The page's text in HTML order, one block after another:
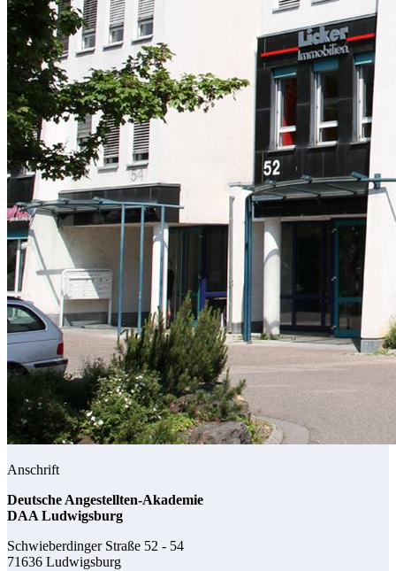
Anschrift
Deutsche Angestellten-Akademie
DAA Ludwigsburg
Schwieberdinger Straße 52 - 54
71636 Ludwigsburg